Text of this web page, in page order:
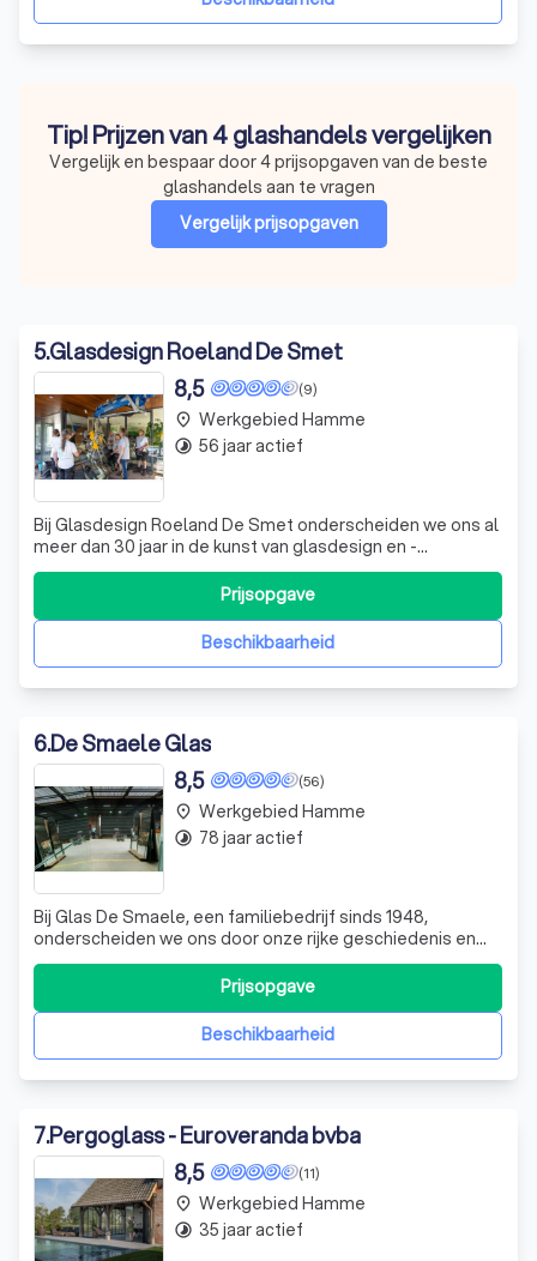
Tip! Prijzen van 4 glashandels vergelijken
Vergelijk en bespaar door 4 prijsopgaven van de beste
glashandels aan te vragen
Vergelijk prijsopgaven
5.Glasdesign Roeland De Smet
(9)
8,5
Bij Glasdesign Roeland De Smet onderscheiden we ons al
meer dan 30 jaar in de kunst van glasdesign en -
bewerking. Onze passie voor vakmanschap en onze
toewijding aan service hebben ons in staat gesteld om
een indrukwekkende groei te realiseren. Of het nu gaat
om glas voor deuren en ramen, douches, s
Beschikbaarheid
Prijsopgave
place Werkgebied Hamme
timelapse 56 jaar actief
6.De Smaele Glas
(56)
8,5
Bij Glas De Smaele, een familiebedrijf sinds 1948,
onderscheiden we ons door onze rijke geschiedenis en
vakmanschap in de glasindustrie. Gestart door de
gebroeders De Smaele in Oosterzele, hebben we ons
door de jaren heen gespecialiseerd in zowel traditionele
als moderne glastoepassingen. Onze passi
Beschikbaarheid
Prijsopgave
place Werkgebied Hamme
timelapse 78 jaar actief
7.Pergoglass - Euroveranda bvba
(11)
8,5
place Werkgebied Hamme
timelapse 35 jaar actief